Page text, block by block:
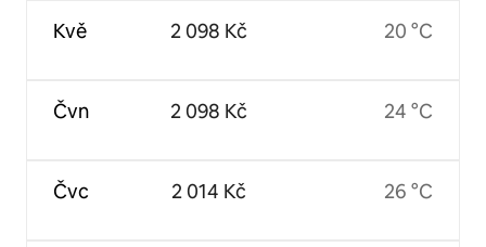
Kvě
Čvn
Čvc
2 098 Kč
2 098 Kč
2 014 Kč
20 °C
24 °C
26 °C